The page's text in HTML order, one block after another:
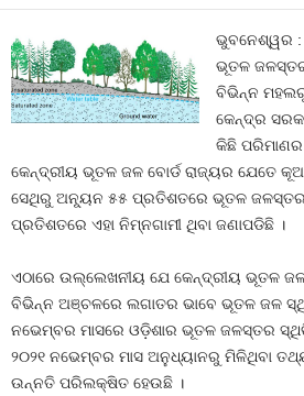
ଭୁବନେଶ୍ୱର :
ଭୂତଳ ଜଳସ୍ତର
ବିଭିନ୍ନ
କେନ୍ଦ୍ର
କିଛି ପରିମାଣର
କେନ୍ଦ୍ରୀୟ ଭୂତଳ ଜଳ ବୋର୍ଡ ରାଜ୍ୟର ଯେତେ
ସେଥିରୁ ଅନ୍ୟୂନ ୫୫ ପ୍ରତିଶତରେ ଭୂତଳ
ପ୍ରତିଶତରେ ଏହା ନିମ୍ନଗାମୀ ଥିବା ଜଣାପଡିଛି ।
ଏଠାରେ ଉଲ୍ଲେଖନୀୟ ଯେ କେନ୍ଦ୍ରୀୟ ଭୂତଳ
ବିଭିନ୍ନ ଅଞ୍ଚଳରେ ଲଗାତର ଭାବେ ଭୂତଳ ଜଳ
ନଭେମ୍ବର ମାସରେ ଓଡ଼ିଶାର ଭୂତଳ ଜଳସ୍ତର ସ୍ଥିତି
୨୦୨୧ ନଭେମ୍ବର ମାସ ଅନୁଧ୍ୟାନରୁ ମିଳିଥିବା
ଉନ୍ନତି ପରିଲକ୍ଷିତ ହେଉଛି ।